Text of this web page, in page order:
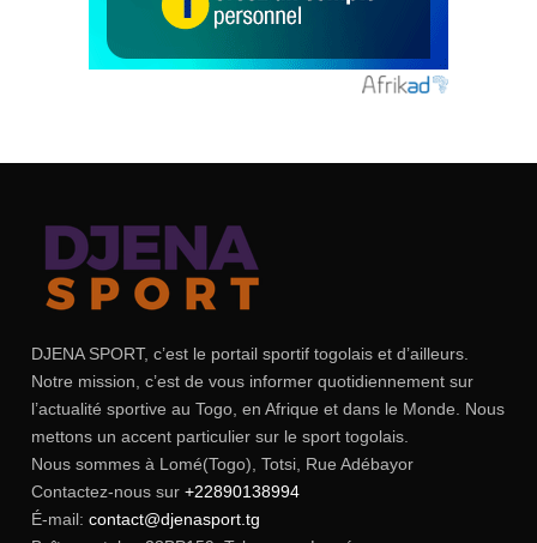
DJENA SPORT, c’est le portail sportif togolais et d’ailleurs.
Notre mission, c’est de vous informer quotidiennement sur
l’actualité sportive au Togo, en Afrique et dans le Monde. Nous
mettons un accent particulier sur le sport togolais.
Nous sommes à Lomé(Togo), Totsi, Rue Adébayor
Contactez-nous sur +22890138994
É-mail: contact@djenasport.tg